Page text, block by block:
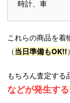
時計、車
これらの商品を着
（当日準備もOK!!）
もちろん査定する
などが発生す